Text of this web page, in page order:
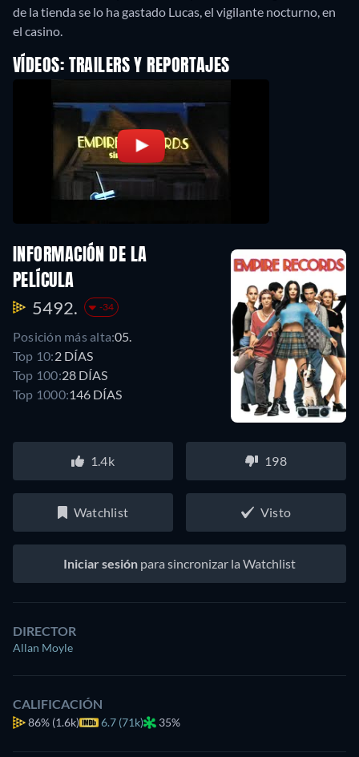
de la tienda se lo ha gastado Lucas, el vigilante nocturno, en
el casino.
VÍDEOS: TRAILERS Y REPORTAJES
INFORMACIÓN DE LA
PELÍCULA
5492. -34
Posición más alta:05.
Top 10:2 DÍAS
Top 100:28 DÍAS
Top 1000:146 DÍAS
1.4k 198
Watchlist Visto
Iniciar sesión para sincronizar la Watchlist
DIRECTOR
Allan Moyle
CALIFICACIÓN
86% (1.6k) 6.7 (71k) 35%